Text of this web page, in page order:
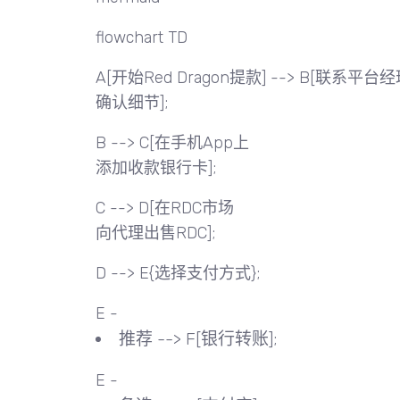
flowchart TD
A[开始Red Dragon提款] --> B[联系平台经
确认细节];
B --> C[在手机App上
添加收款银行卡];
C --> D[在RDC市场
向代理出售RDC];
D --> E{选择支付方式};
E -
推荐 --> F[银行转账];
E -